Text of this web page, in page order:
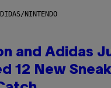
NINTENDO
and Adidas
12 New